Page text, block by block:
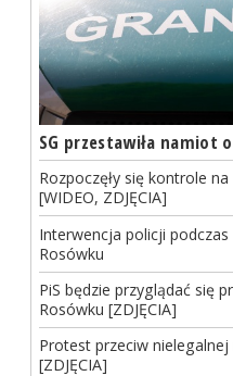
SG przestawiła namiot
Rozpoczęły się kontrole
[WIDEO, ZDJĘCIA]
Interwencja policji
Rosówku
PiS będzie przyglądać się
Rosówku [ZDJĘCIA]
Protest przeciw
[ZDJĘCIA]